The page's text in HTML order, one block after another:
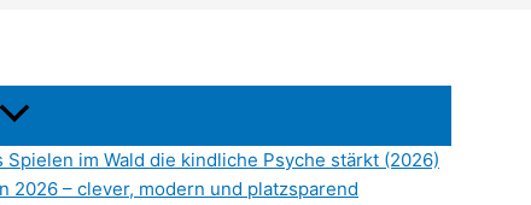
im Wald die kindliche Psyche stärkt (2026)
– clever, modern und platzsparend